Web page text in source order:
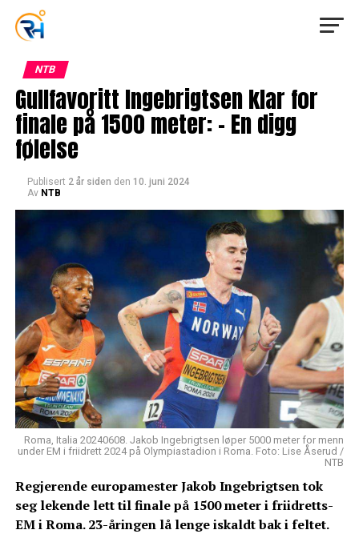
NTB
Gullfavoritt Ingebrigtsen klar for
finale på 1500 meter: – En digg
følelse
Publisert 2 år siden den 10. juni 2024
Av NTB
Roma, Italia 20240608. Jakob Ingebrigtsen løper 5000 meter for menn
under EM i friidrett 2024 på Olympiastadion i Roma. Foto: Lise Åserud /
NTB
Regjerende europamester Jakob Ingebrigtsen tok
seg lekende lett til finale på 1500 meter i friidretts-
EM i Roma. 23-åringen lå lenge iskaldt bak i feltet.